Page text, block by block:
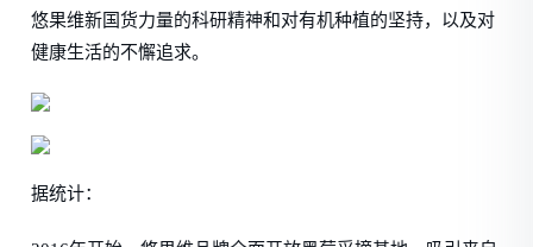
悠果维新国货力量的科研精神和对有机种植的坚持，以及对
健康生活的不懈追求。
据统计：